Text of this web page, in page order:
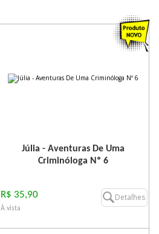
Júlia - Aventuras De Uma
Criminóloga Nº 6
R$ 35,90
À vista
Detalhes